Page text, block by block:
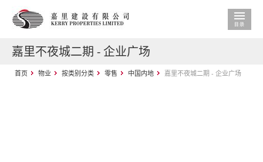
嘉里不夜城二期 - 企业广场
首页 物业 按类别分类 零售 中国内地 嘉里不夜城二期 - 企业广场